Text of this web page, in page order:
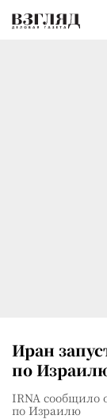
Иран
по
IRNA сообщило
по Израилю